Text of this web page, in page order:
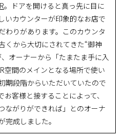
。ドアを開けると真っ先に目に
いカウンターが印象的なお店で
わりがあります。このカウンタ
くから大切にされてきた“御神
オーナーから「たまたま手に入
空間のメインとなる場所で使い
期段階からいただいていたので
客様と接することによって、
ながりができれば」とのオーナ
完成しました。